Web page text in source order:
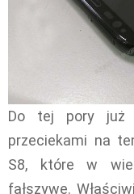
Do tej pory już
przeciekami na
S8, które w
fałszywe.